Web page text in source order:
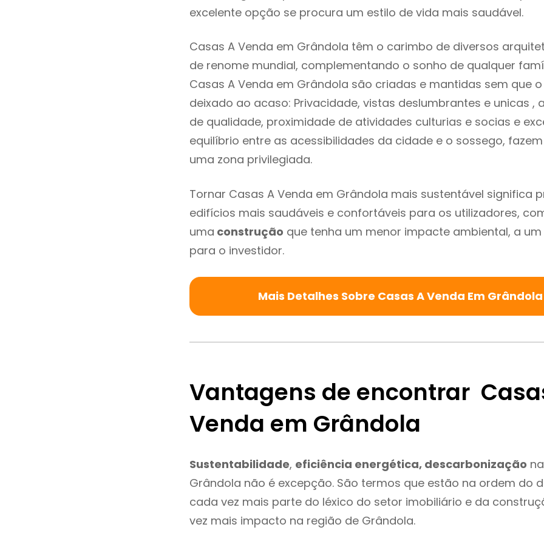
excelente opção se procura um estilo de vida mais saudável.
Casas A Venda em Grândola têm o carimbo de diversos
de renome mundial, complementando o sonho de qualquer
Casas A Venda em Grândola são criadas e mantidas sem que
deixado ao acaso: Privacidade, vistas deslumbrantes e unicas ,
de qualidade, proximidade de atividades culturias e socias e
equilíbrio entre as acessibilidades da cidade e o sossego,
uma zona privilegiada.
Tornar Casas A Venda em Grândola mais sustentável significa
edifícios mais saudáveis e confortáveis para os utilizadores,
uma construção que tenha um menor impacte ambiental, a
para o investidor.
Mais Detalhes Sobre Casas A Venda Em
Vantagens de encontrar
Venda em Grândola
Sustentabilidade, eficiência energética, descarbonização
Grândola não é excepção. São termos que estão na ordem do
cada vez mais parte do léxico do setor imobiliário e da
vez mais impacto na região de Grândola.